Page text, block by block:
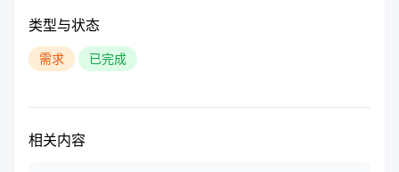
类型与状态
需求 已完成
相关内容